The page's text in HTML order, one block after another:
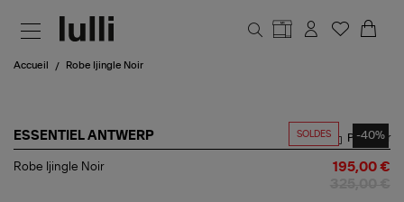
Accueil Robe Ijingle Noir
SOLDES -40%
ESSENTIEL ANTWERP
Robe
Partager
Robe Ijingle Noir 195,00 €